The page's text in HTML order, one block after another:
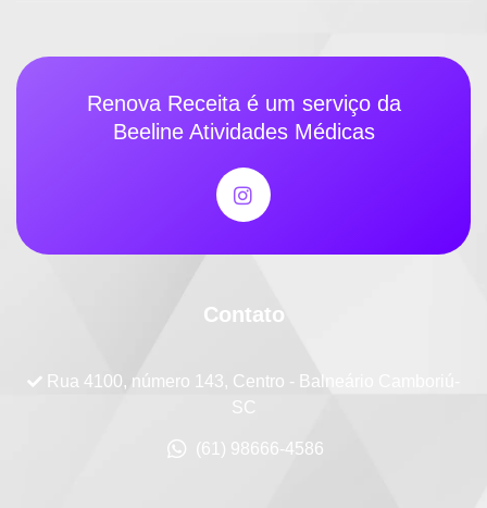
Renova Receita é um serviço da
Beeline Atividades Médicas
Contato
Rua 4100, número 143, Centro - Balneário Camboriú-
SC
(61) 98666-4586